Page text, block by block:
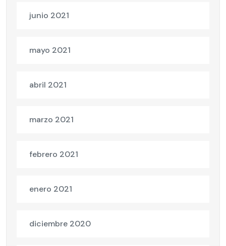
junio 2021
mayo 2021
abril 2021
marzo 2021
febrero 2021
enero 2021
diciembre 2020